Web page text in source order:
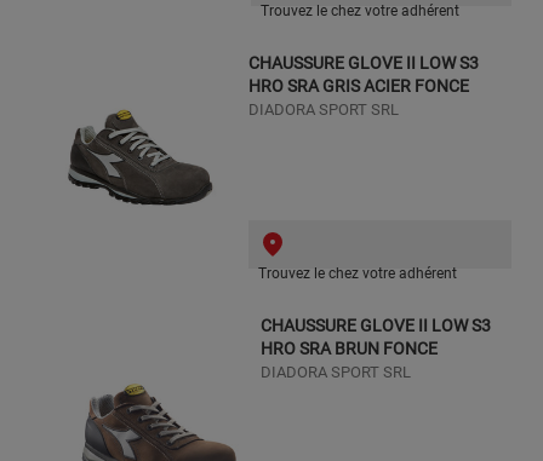
Trouvez le chez votre adhérent
CHAUSSURE GLOVE II LOW S3
HRO SRA GRIS ACIER FONCE
DIADORA SPORT SRL
Trouvez le chez votre adhérent
CHAUSSURE GLOVE II LOW S3
HRO SRA BRUN FONCE
DIADORA SPORT SRL